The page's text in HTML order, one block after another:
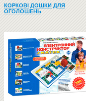
КОРКОВІ ДОШКИ ДЛЯ
ОГОЛОШЕНЬ